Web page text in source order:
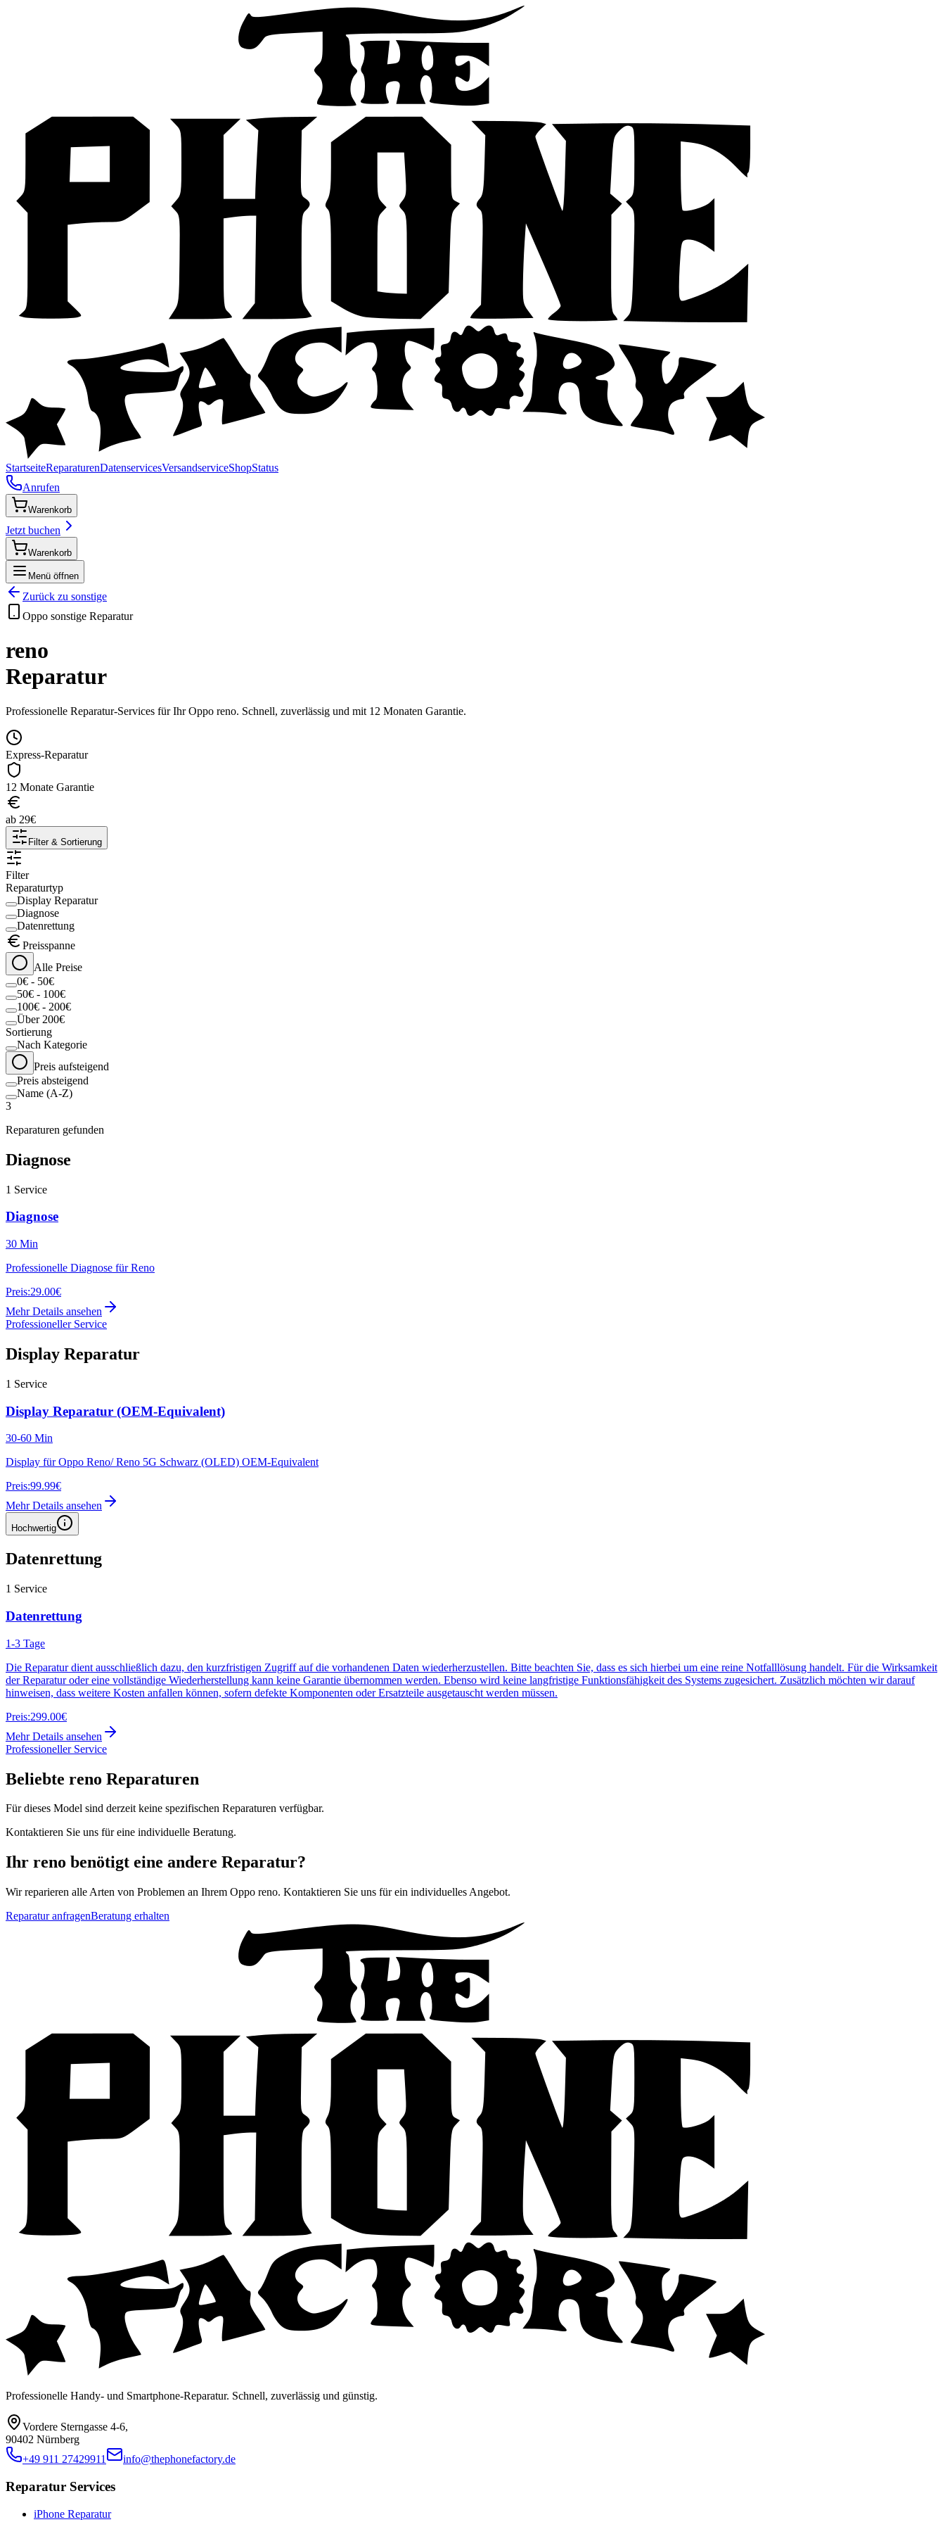
StartseiteReparaturenDatenservicesVersandserviceShopStatus
Anrufen
Warenkorb
Jetzt buchen
Warenkorb
Menü öffnen
Zurück zu sonstige
Oppo sonstige Reparatur
reno
Reparatur
Professionelle Reparatur-Services für IhrOppo reno. Schnell, zuverlässig und mit 12 Monaten Garantie.
Express-Reparatur
12 Monate Garantie
ab 29€
Filter & Sortierung
Filter
Reparaturtyp
Display Reparatur
Diagnose
Datenrettung
Preisspanne
Alle Preise
0€ - 50€
50€ - 100€
100€ - 200€
Über 200€
Sortierung
Nach Kategorie
Preis aufsteigend
Preis absteigend
Name (A-Z)
3
Reparaturen gefunden
Diagnose
1 Service
Diagnose
30 Min
Professionelle Diagnose für Reno
Preis:29.00€
Mehr Details ansehen
Professioneller Service
Display Reparatur
1 Service
Display Reparatur (OEM-Equivalent)
30-60 Min
Display für Oppo Reno/ Reno 5G Schwarz (OLED) OEM-Equivalent
Preis:99.99€
Mehr Details ansehen
Hochwertig
Datenrettung
1 Service
Datenrettung
1-3 Tage
Die Reparatur dient ausschließlich dazu, den kurzfristigen Zugriff auf die vorhandenen Daten wiederherzustellen. Bitte beachten Sie, dass es sich hierbei um eine reine Notfalllösung handelt. Für die Wirksamkeit
der Reparatur oder eine vollständige Wiederherstellung kann keine Garantie übernommen werden. Ebenso wird keine langfristige Funktionsfähigkeit des Systems zugesichert. Zusätzlich möchten wir darauf
hinweisen, dass weitere Kosten anfallen können, sofern defekte Komponenten oder Ersatzteile ausgetauscht werden müssen.
Preis:299.00€
Mehr Details ansehen
Professioneller Service
Beliebte reno Reparaturen
Für dieses Model sind derzeit keine spezifischen Reparaturen verfügbar.
Kontaktieren Sie uns für eine individuelle Beratung.
Ihr reno benötigt eine andere Reparatur?
Wir reparieren alle Arten von Problemen an Ihrem Oppo reno. Kontaktieren Sie uns für ein individuelles Angebot.
Reparatur anfragenBeratung erhalten
Professionelle Handy- und Smartphone-Reparatur. Schnell, zuverlässig und günstig.
Vordere Sterngasse 4-6,
90402 Nürnberg
+49 911 27429911
info@thephonefactory.de
Reparatur Services
iPhone Reparatur